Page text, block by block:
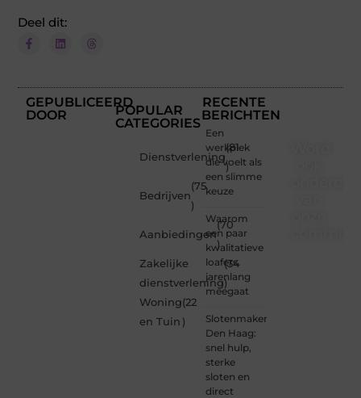
Deel dit:
GEPUBLICEERD
DOOR
POPULAR
CATEGORIES
Dienstverlening
(81
)
Bedrijven
(75
)
Aanbiedingen
(70
)
Zakelijke
dienstverlening
(34
)
Woning
en Tuin
(22
)
RECENTE
BERICHTEN
Een
werkplek
die voelt als
een slimme
keuze
Waarom
een paar
kwalitatieve
loafers
jarenlang
meegaat
Slotenmaker
Den Haag:
snel hulp,
sterke
sloten en
direct